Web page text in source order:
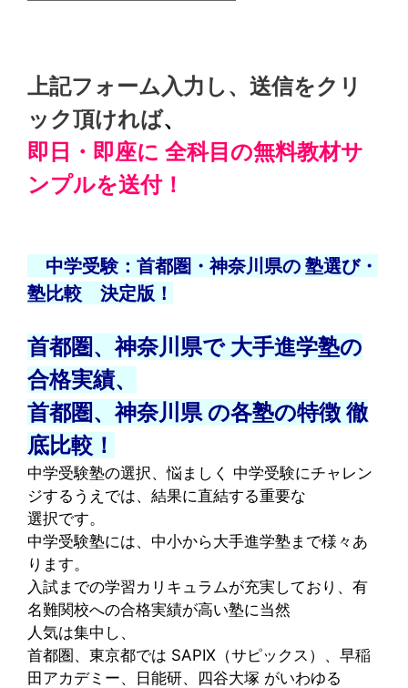
上記フォーム入力し、送信をクリ
ック頂ければ、
即日・即座に 全科目の無料教材サ
ンプルを送付！
中学受験：首都圏・神奈川県の 塾選び・
塾比較 決定版！
首都圏、神奈川県で 大手進学塾の
合格実績、
首都圏、神奈川県 の各塾の特徴 徹
底比較！
中学受験塾の選択、悩ましく 中学受験にチャレン
ジするうえでは、結果に直結する重要な
選択です。
中学受験塾には、中小から大手進学塾まで様々あ
ります。
入試までの学習カリキュラムが充実しており、有
名難関校への合格実績が高い塾に当然
人気は集中し、
首都圏、東京都では SAPIX（サピックス）、早稲
田アカデミー、日能研、四谷大塚 がいわゆる